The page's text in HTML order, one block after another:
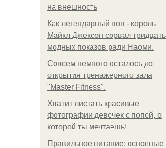
на внешность
Как легендарный поп - король
Майкл Джексон сорвал тридцать
модных показов ради Наоми.
Совсем немного осталось до
открытия тренажерного зала
"Master Fitness".
Хватит листать красивые
фотографии девочек с попой, о
которой ты мечтаешь!
Правильное питание: основные